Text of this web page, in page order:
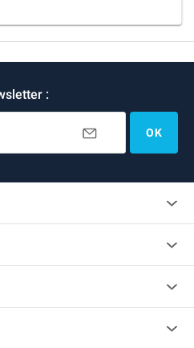
:
OK